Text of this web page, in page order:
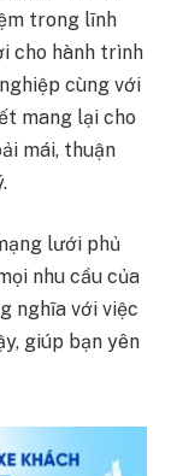
trong lĩnh
cho hành trình
cùng với
mang lại cho
mái, thuận
lưới phủ
nhu cầu của
nghĩa với việc
giúp bạn yên